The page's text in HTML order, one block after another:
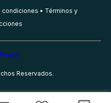
condiciones
Términos y
Reservados.